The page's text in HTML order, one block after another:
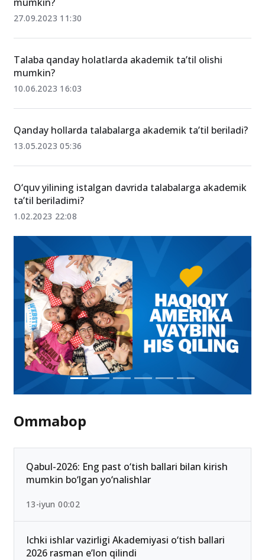
27.09.2023 11:30
Talaba qanday holatlarda akademik taʼtil olishi
mumkin?
10.06.2023 16:03
Qanday hollarda talabalarga akademik ta’til beriladi?
13.05.2023 05:36
O‘quv yilining istalgan davrida talabalarga akademik
ta’til beriladimi?
1.02.2023 22:08
Ommabop
Qabul-2026: Eng past o‘tish ballari bilan kirish
mumkin bo‘lgan yo‘nalishlar
13-iyun 00:02
Ichki ishlar vazirligi Akademiyasi o‘tish ballari
2026 rasman e’lon qilindi